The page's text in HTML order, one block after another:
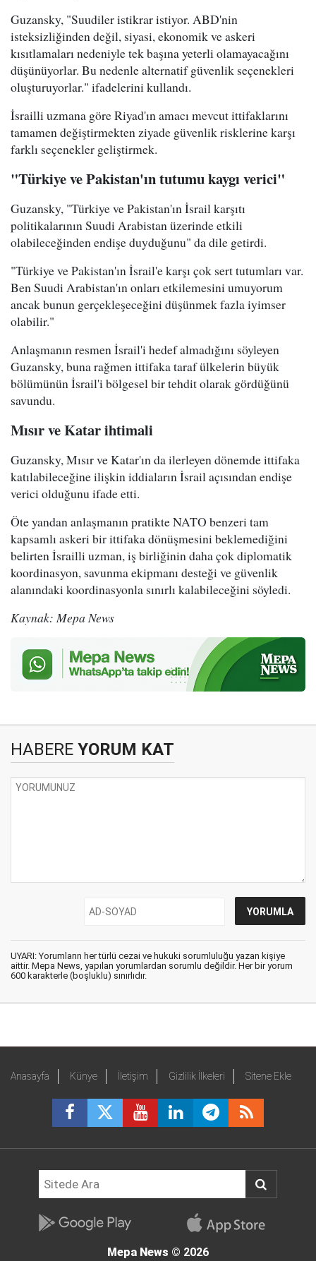
Guzansky, "Suudiler istikrar istiyor. ABD'nin
isteksizliğinden değil, siyasi, ekonomik ve askeri
kısıtlamaları nedeniyle tek başına yeterli olamayacağını
düşünüyorlar. Bu nedenle alternatif güvenlik seçenekleri
oluşturuyorlar." ifadelerini kullandı.
İsrailli uzmana göre Riyad'ın amacı mevcut ittifaklarını
tamamen değiştirmekten ziyade güvenlik risklerine karşı
farklı seçenekler geliştirmek.
"Türkiye ve Pakistan'ın tutumu kaygı verici"
Guzansky, "Türkiye ve Pakistan'ın İsrail karşıtı
politikalarının Suudi Arabistan üzerinde etkili
olabileceğinden endişe duyduğunu" da dile getirdi.
"Türkiye ve Pakistan'ın İsrail'e karşı çok sert tutumları var.
Ben Suudi Arabistan'ın onları etkilemesini umuyorum
ancak bunun gerçekleşeceğini düşünmek fazla iyimser
olabilir."
Anlaşmanın resmen İsrail'i hedef almadığını söyleyen
Guzansky, buna rağmen ittifaka taraf ülkelerin büyük
bölümünün İsrail'i bölgesel bir tehdit olarak gördüğünü
savundu.
Mısır ve Katar ihtimali
Guzansky, Mısır ve Katar'ın da ilerleyen dönemde ittifaka
katılabileceğine ilişkin iddiaların İsrail açısından endişe
verici olduğunu ifade etti.
Öte yandan anlaşmanın pratikte NATO benzeri tam
kapsamlı askeri bir ittifaka dönüşmesini beklemediğini
belirten İsrailli uzman, iş birliğinin daha çok diplomatik
koordinasyon, savunma ekipmanı desteği ve güvenlik
alanındaki koordinasyonla sınırlı kalabileceğini söyledi.
Kaynak: Mepa News
HABERE YORUM KAT
UYARI: Yorumların her türlü cezai ve hukuki sorumluluğu yazan kişiye
aittir. Mepa News, yapılan yorumlardan sorumlu değildir. Her bir yorum
600 karakterle (boşluklu) sınırlıdır.
Anasayfa Künye İletişim Gizlilik İlkeleri Sitene Ekle
Mepa News © 2026